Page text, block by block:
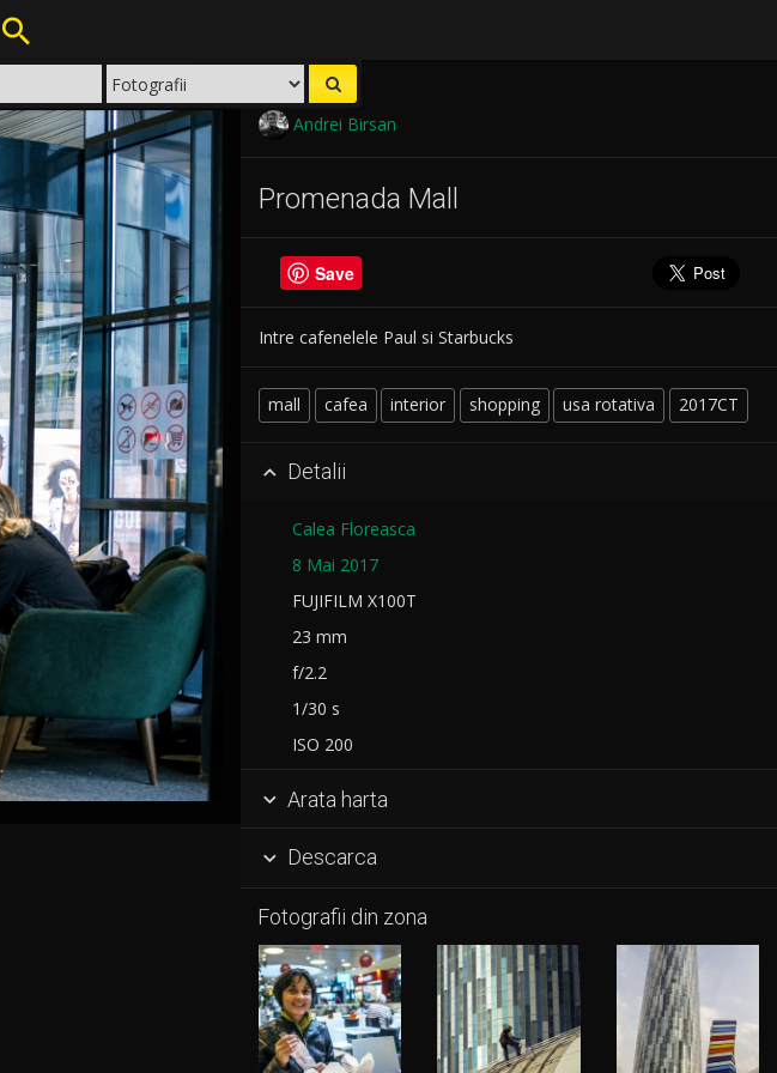

Andrei Birsan
Promenada Mall
Save
Intre cafenelele Paul si Starbucks
mall cafea interior shopping usa rotativa 2017CT
 Detalii
Calea Floreasca
8 Mai 2017
FUJIFILM X100T
23 mm
f/2.2
1/30 s
ISO 200
 Arata harta
 Descarca
Fotografii din zona